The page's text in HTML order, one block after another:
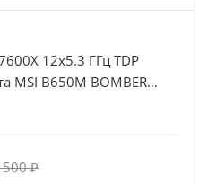
12x5.3 ГГц TDP
MSI B650M BOMBER
6Гб, Память
₽